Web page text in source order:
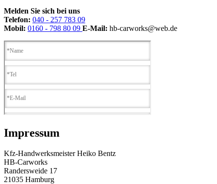
Melden Sie sich bei uns
Telefon: 040 - 257 783 09
Mobil: 0160 - 798 80 09 E-Mail: hb-carworks@web.de
Impressum
Kfz-Handwerksmeister Heiko Bentz
HB-Carworks
Randersweide 17
21035 Hamburg